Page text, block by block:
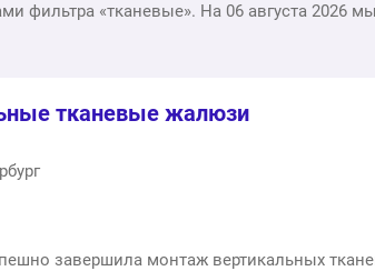
фильтра «тканевые». На 06 августа 2026
тканевые жалюзи
завершила монтаж вертикальных